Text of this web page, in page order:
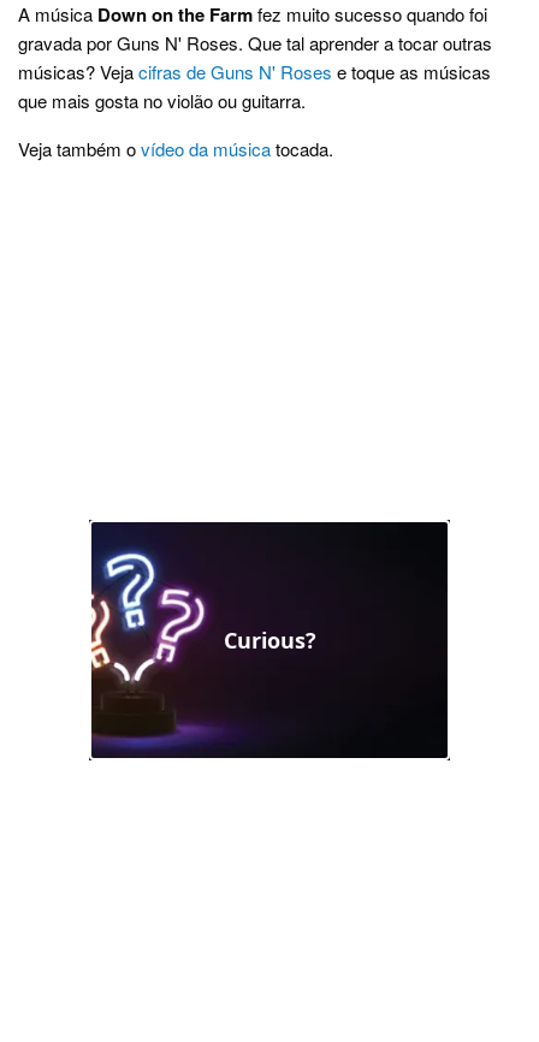
A música Down on the Farmfez muito sucesso quando foi
gravada por Guns N' Roses. Que tal aprender a tocar outras
músicas? Vejacifras de Guns N' Roses e toque as músicas
que mais gosta no violão ou guitarra.
Veja também ovídeo da músicatocada.